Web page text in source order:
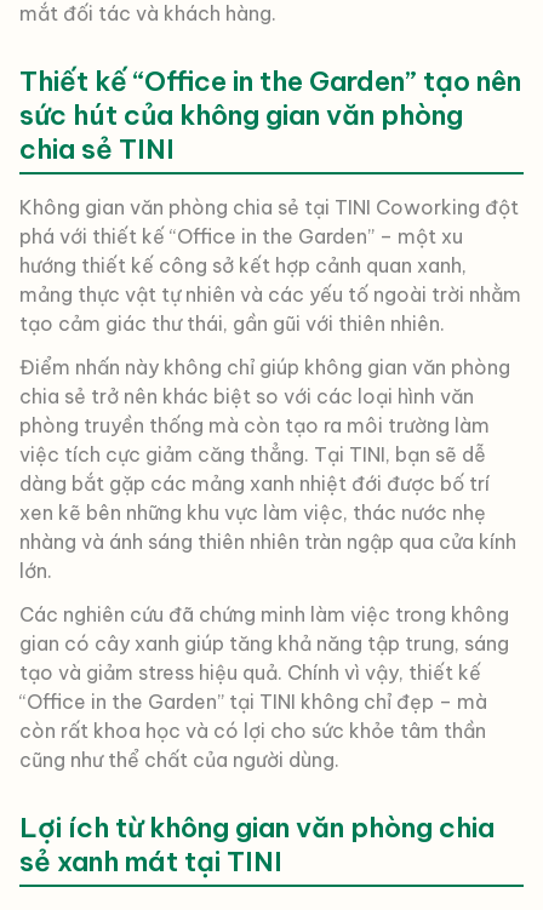
mắt đối tác và khách hàng.
Thiết kế “Office in the Garden” tạo nên
sức hút của không gian văn phòng
chia sẻ TINI
Không gian văn phòng chia sẻ tại TINI Coworking đột
phá với thiết kế “Office in the Garden” – một xu
hướng thiết kế công sở kết hợp cảnh quan xanh,
mảng thực vật tự nhiên và các yếu tố ngoài trời nhằm
tạo cảm giác thư thái, gần gũi với thiên nhiên.
Điểm nhấn này không chỉ giúp không gian văn phòng
chia sẻ trở nên khác biệt so với các loại hình văn
phòng truyền thống mà còn tạo ra môi trường làm
việc tích cực giảm căng thẳng. Tại TINI, bạn sẽ dễ
dàng bắt gặp các mảng xanh nhiệt đới được bố trí
xen kẽ bên những khu vực làm việc, thác nước nhẹ
nhàng và ánh sáng thiên nhiên tràn ngập qua cửa kính
lớn.
Các nghiên cứu đã chứng minh làm việc trong không
gian có cây xanh giúp tăng khả năng tập trung, sáng
tạo và giảm stress hiệu quả. Chính vì vậy, thiết kế
“Office in the Garden” tại TINI không chỉ đẹp – mà
còn rất khoa học và có lợi cho sức khỏe tâm thần
cũng như thể chất của người dùng.
Lợi ích từ không gian văn phòng chia
sẻ xanh mát tại TINI